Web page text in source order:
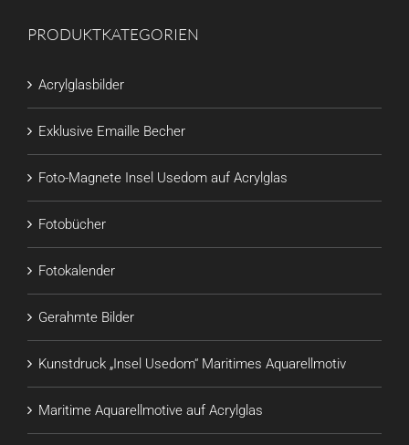
PRODUKTKATEGORIEN
Acrylglasbilder
Exklusive Emaille Becher
Foto-Magnete Insel Usedom auf Acrylglas
Fotobücher
Fotokalender
Gerahmte Bilder
Kunstdruck „Insel Usedom“ Maritimes Aquarellmotiv
Maritime Aquarellmotive auf Acrylglas